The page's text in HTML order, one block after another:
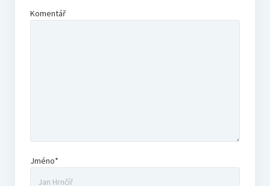
Komentář
Jméno*